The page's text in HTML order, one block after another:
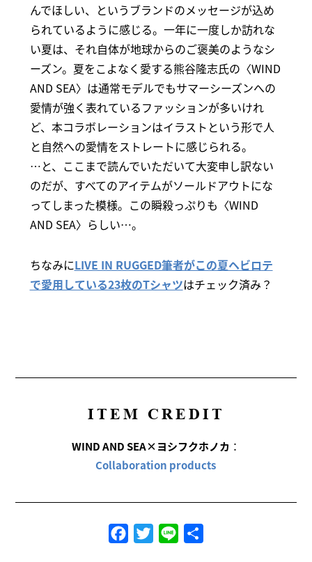
んでほしい、というブランドのメッセージが込め
られているように感じる。一年に一度しか訪れな
い夏は、それ自体が地球からのご褒美のようなシ
ーズン。夏をこよなく愛する熊谷隆志氏の〈WIND
AND SEA〉は通常モデルでもサマーシーズンへの
愛情が強く表れているファッションが多いけれ
ど、本コラボレーションはイラストという形で人
と自然への愛情をストレートに感じられる。
…と、ここまで読んでいただいて大変申し訳ない
のだが、すべてのアイテムがソールドアウトにな
ってしまった模様。この瞬殺っぷりも〈WIND
AND SEA〉らしい…。
ちなみにLIVE IN RUGGED筆者がこの夏ヘビロテ
で愛用している23枚のTシャツはチェック済み？
ITEM CREDIT
WIND AND SEA×ヨシフクホノカ ：
Collaboration products
FacebookTwitterLine